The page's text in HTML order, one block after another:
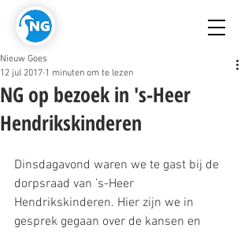
NG op bezoek in 's-Heer
Hendrikskinderen
Nieuw Goes
12 jul 2017 1 minuten om te lezen
Dinsdagavond waren we te gast bij de
dorpsraad van ’s-Heer
Hendrikskinderen. Hier zijn we in
gesprek gegaan over de kansen en